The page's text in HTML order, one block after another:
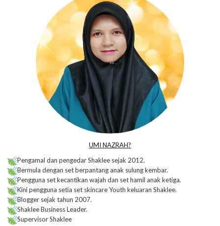
UMI NAZRAH?
Pengamal dan pengedar Shaklee sejak 2012.
Bermula dengan set berpantang anak sulung kembar.
Pengguna set kecantikan wajah dan set hamil anak ketiga.
Kini pengguna setia set skincare Youth keluaran Shaklee.
Blogger sejak tahun 2007.
Shaklee Business Leader.
Supervisor Shaklee